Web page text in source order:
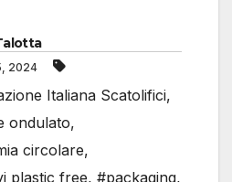
2024
Italiana Scatolifici,
ondulato,
circolare,
plastic free, #packaging,